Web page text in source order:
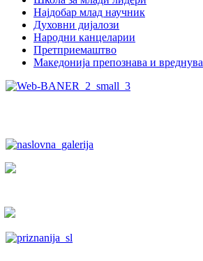
Најдобар млад научник
Духовни дијалози
Народни канцеларии
Претприемаштво
Македонија препознава и вреднува